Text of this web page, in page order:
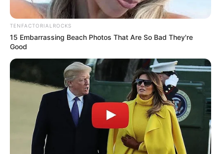
TENFACTORIALROCKS
15 Embarrassing Beach Photos That Are So Bad They're
Good